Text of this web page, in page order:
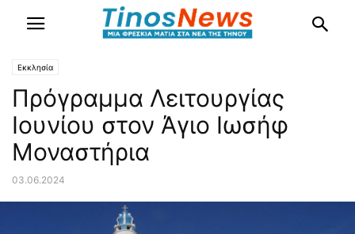
Εκκλησία
Πρόγραμμα Λειτουργίας
Ιουνίου στον Άγιο Ιωσήφ
Μοναστήρια
03.06.2024